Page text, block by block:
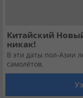
Китайский
никак!
В эти даты пол-Азии
самолётов.